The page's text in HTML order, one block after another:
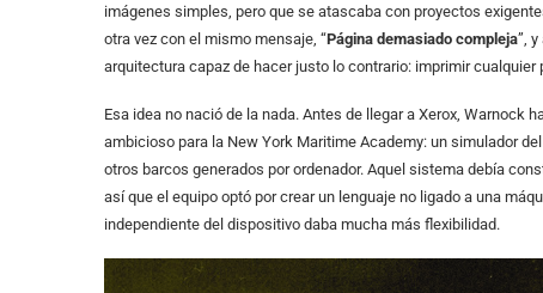
imágenes simples, pero que se atascaba con proyectos
otra vez con el mismo mensaje, “Página demasiado compleja”,
arquitectura capaz de hacer justo lo contrario: imprimir cualquier
Esa idea no nació de la nada. Antes de llegar a Xerox, Warnock
ambicioso para la New York Maritime Academy: un simulador
otros barcos generados por ordenador. Aquel sistema debía
así que el equipo optó por crear un lenguaje no ligado a una
independiente del dispositivo daba mucha más flexibilidad.